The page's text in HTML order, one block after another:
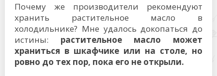
Почему же производители рекомендуют
хранить растительное масло в
холодильнике? Мне удалось докопаться до
истины: растительное масло может
храниться в шкафчике или на столе, но
ровно до тех пор, пока его не открыли.